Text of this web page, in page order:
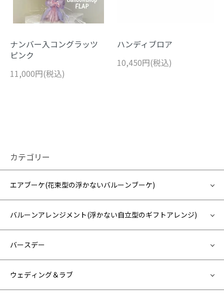
ナンバー入コングラッツ
ピンク
11,000円(税込)
ハンディブロア
10,450円(税込)
カテゴリー
エアブーケ(花束型の浮かないバルーンブーケ)
バルーンアレンジメント(浮かない自立型のギフトアレンジ)
バースデー
ウェディング＆ラブ